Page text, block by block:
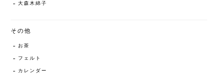
大森木綿子
その他
お茶
フェルト
カレンダー